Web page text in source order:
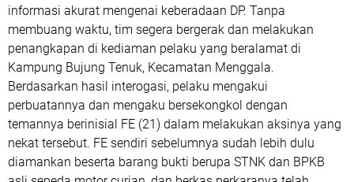
informasi akurat mengenai keberadaan DP. Tanpa
membuang waktu, tim segera bergerak dan melakukan
penangkapan di kediaman pelaku yang beralamat di
Kampung Bujung Tenuk, Kecamatan Menggala.
Berdasarkan hasil interogasi, pelaku mengakui
perbuatannya dan mengaku bersekongkol dengan
temannya berinisial FE (21) dalam melakukan aksinya yang
nekat tersebut. FE sendiri sebelumnya sudah lebih dulu
diamankan beserta barang bukti berupa STNK dan BPKB